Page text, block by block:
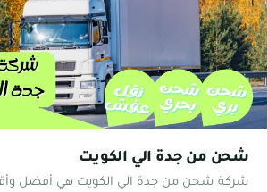
شحن من جدة الي الكويت
شركة شحن من جدة الي الكويت هي أفضل